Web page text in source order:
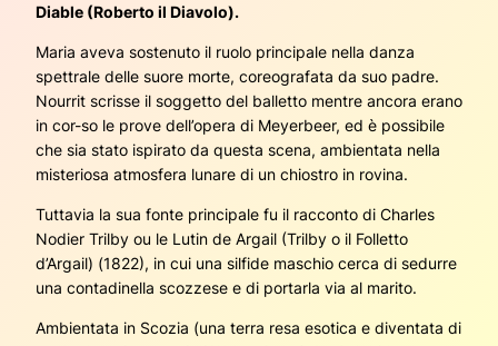
Diable (Roberto il Diavolo).
Maria aveva sostenuto il ruolo principale nella danza
spettrale delle suore morte, coreografata da suo padre.
Nourrit scrisse il soggetto del balletto mentre ancora erano
in cor-so le prove dell’opera di Meyerbeer, ed è possibile
che sia stato ispirato da questa scena, ambientata nella
misteriosa atmosfera lunare di un chiostro in rovina.
Tuttavia la sua fonte principale fu il racconto di Charles
Nodier Trilby ou le Lutin de Argail (Trilby o il Folletto
d’Argail) (1822), in cui una silfide maschio cerca di sedurre
una contadinella scozzese e di portarla via al marito.
Ambientata in Scozia (una terra resa esotica e diventata di